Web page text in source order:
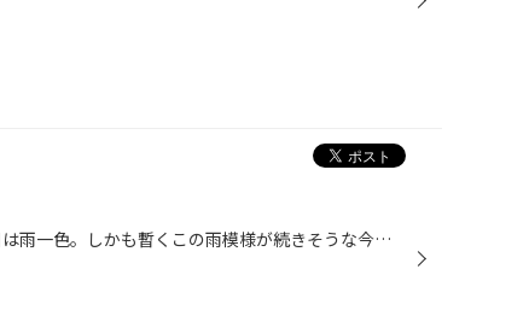
昨日までの陽気が噓のように、今日は雨一色。しかも暫くこの雨模様が続きそうな今日この頃、皆さん いかがお過ごしですか。 これから雨の多い季節に突入していくわけですが、安全にお車を使って頂く為に重要なポイントが２点 あります。一つ目はタイヤの溝です。溝が浅いとタイヤと路面の間に入った...